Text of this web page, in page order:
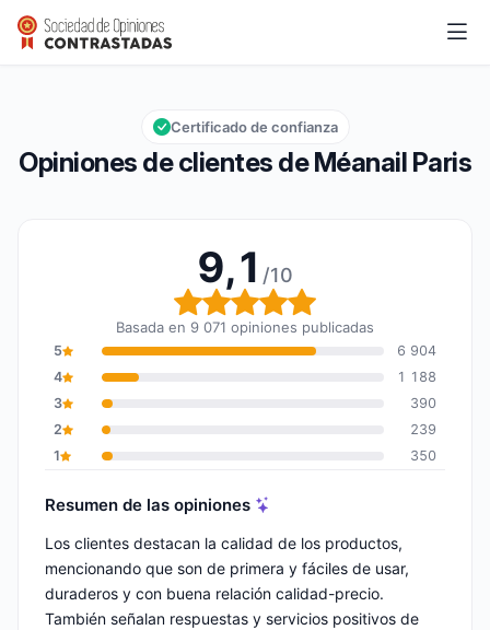
Méanail Paris
Calificación global: 9,1 de 10
9,1/10
Opiniones de clientes de Méanail Paris
Certificado de confianza
9,1 /10
Calificación global: 9,1
Basada en 9 071 opiniones publicadas
5
6 904
4
1 188
3
390
2
239
1
350
Resumen de las opiniones
Los clientes destacan la calidad de los productos,
mencionando que son de primera y fáciles de usar,
duraderos y con buena relación calidad-precio.
También señalan respuestas y servicios positivos de